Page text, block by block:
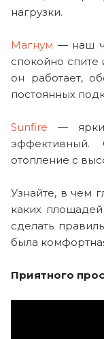
нагрузки.
Магнум — наш
спокойно спите
он работает,
постоянных
Sunfire —
отопление с
Узнайте, в чем
каких
сделать
была
Приятного